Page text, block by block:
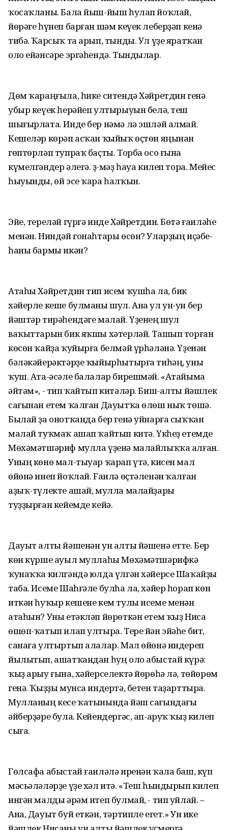
ҡосаҡланы. Бала йыш-йыш һулап йоҡлай,
йөрәге һүнеп барған шәм кеүек леберҙәп кенә
тибә. Ҡарсыҡ та арып, тынды. Ул үҙе яратҡан
оло ейәнсәре эргәһендә. Тындылар.
Дөм ҡараңғыла, һике ситендә Хәйретдин генә
убыр кеүек һерәйеп ултырыуын белә, теш
шығырлата. Инде бер нәмә лә эшләй алмай.
Кешеләр көрәп асҡан ҡыйыҡ өҫтөн яңынан
гөптөрләп тупраҡ баҫты. Торба осо ғына
күмелгәндер әлегә. Әҙ-мәҙ һауа килеп тора. Мейес
һыуынды, өй эсе ҡара һалҡын.
Эйе, тереләй гүргә инде Хәйретдин. Бөтә ғаиләһе
менән. Ниндәй гонаһтары өсөн? Уларҙың иҫәбе-
һаны бармы икән?
Атаһы Хәйретдин тип исем ҡушһа ла, бик
хәйерле кеше булманы шул. Ана ул ун-ун бер
йәштәр тирәһендәге малай. Үҙенең шул
ваҡыттарын бик яҡшы хәтерләй. Ташып торған
көсөн ҡайҙа ҡуйырға белмәй үрһәләнә. Үҙенән
бәләкәйерәктәрҙе ҡыйырһытырға тиһәң, уны
ҡуш. Ата-әсәле балалар бирешмәй. «Атайыма
әйтәм», - тип ҡайтып китәләр. Биш-алты йәшлек
сағынан етем ҡалған Дауытҡа өлөш ныҡ төшә.
Былай ҙа онотҡанда бер генә уйнарға сыҡҡан
малай туҡмаҡ ашап ҡайтып китә. Үкһеҙ етемде
Мөхәмәтшәриф мулла үҙенә малайлыҡҡа алған.
Уның көнө мал-тыуар ҡарап үтә, кисен мал
өйөнә инеп йоҡлай. Fаилә өҫтәленән ҡалған
аҙыҡ-түлекте ашай, мулла малайҙары
туҙҙырған кейемде кейә.
Дауыт алты йәшенән ун алты йәшенә етте. Бер
көн күрше ауыл муллаһы Мөхәмәтшәрифкә
ҡунаҡҡа килгәндә юлда үлгән хәйерсе Шаҡайҙы
таба. Исеме Шаһғәле булһа ла, хәйер һорап көн
иткән һуҡыр кешене кем тулы исеме менән
атаһын? Уны етәкләп йөрөткән етем ҡыҙ Ниса
өшөп-ҡатып илап ултыра. Тере йән эйәһе бит,
санаға ултыртып алалар. Мал өйөнә индереп
йылытып, ашатҡандан һуң оло абыстай күрә:
ҡыҙ арыу ғына, хәйерселектә йөрөһә лә, төйөрөм
генә. Ҡыҙҙы мунса индертә, бетен таҙарттыра.
Мулланың кесе ҡатынында йәш сағындағы
әйберҙәре була. Кейендергәс, ап-аруҡ ҡыҙ килеп
сыға.
Гөлсафа абыстай ғаиләлә иренән ҡала баш, күп
мәсьәләләрҙе үҙе хәл итә. «Теш һындырып килеп
ингән малды әрәм итеп булмай, - тип уйлай. –
Ана, Дауыт буй еткән, тәртипле егет.» Ун ике